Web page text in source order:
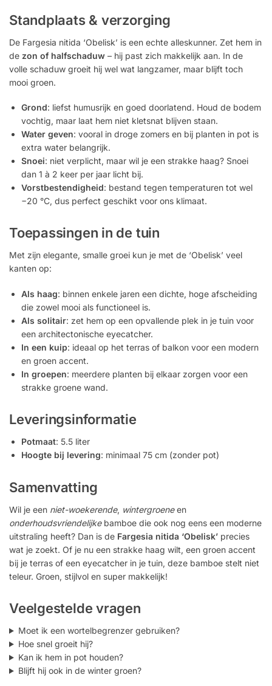
Standplaats & verzorging
De Fargesia nitida ‘Obelisk’ is een echte alleskunner. Zet hem in
de zon of halfschaduw – hij past zich makkelijk aan. In de
volle schaduw groeit hij wel wat langzamer, maar blijft toch
mooi groen.
Grond: liefst humusrijk en goed doorlatend. Houd de bodem
vochtig, maar laat hem niet kletsnat blijven staan.
Water geven: vooral in droge zomers en bij planten in pot is
extra water belangrijk.
Snoei: niet verplicht, maar wil je een strakke haag? Snoei
dan 1 à 2 keer per jaar licht bij.
Vorstbestendigheid: bestand tegen temperaturen tot wel
−20 °C, dus perfect geschikt voor ons klimaat.
Toepassingen in de tuin
Met zijn elegante, smalle groei kun je met de ‘Obelisk’ veel
kanten op:
Als haag: binnen enkele jaren een dichte, hoge afscheiding
die zowel mooi als functioneel is.
Als solitair: zet hem op een opvallende plek in je tuin voor
een architectonische eyecatcher.
In een kuip: ideaal op het terras of balkon voor een modern
en groen accent.
In groepen: meerdere planten bij elkaar zorgen voor een
strakke groene wand.
Leveringsinformatie
Potmaat: 5.5 liter
Hoogte bij levering: minimaal 75 cm (zonder pot)
Samenvatting
Wil je een niet-woekerende, wintergroeneen
onderhoudsvriendelijkebamboe die ook nog eens een moderne
uitstraling heeft? Dan is de Fargesia nitida ‘Obelisk’ precies
wat je zoekt. Of je nu een strakke haag wilt, een groen accent
bij je terras of een eyecatcher in je tuin, deze bamboe stelt niet
teleur. Groen, stijlvol en super makkelijk!
Veelgestelde vragen
Moet ik een wortelbegrenzer gebruiken?
Hoe snel groeit hij?
Kan ik hem in pot houden?
Blijft hij ook in de winter groen?